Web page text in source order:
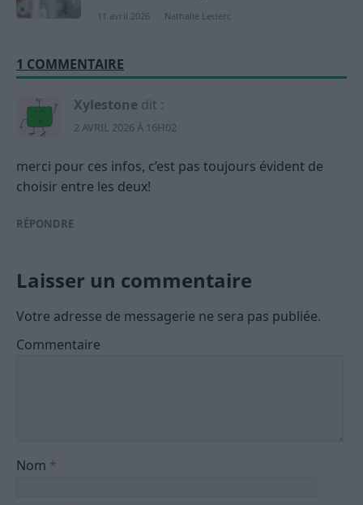
11 avril 2026 Nathalie Leclerc
1 COMMENTAIRE
Xylestone dit :
2 AVRIL 2026 À 16H02
merci pour ces infos, c’est pas toujours évident de
choisir entre les deux!
RÉPONDRE
Laisser un commentaire
Votre adresse de messagerie ne sera pas publiée.
Commentaire
Nom *